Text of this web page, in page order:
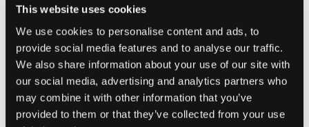
This website uses cookies
We use cookies to personalise content and ads, to
provide social media features and to analyse our traffic.
We also share information about your use of our site with
our social media, advertising and analytics partners who
may combine it with other information that you’ve
provided to them or that they’ve collected from your use
Te klein Perfect
MAATTABEL
KIES EEN MAAT
Snelle levering